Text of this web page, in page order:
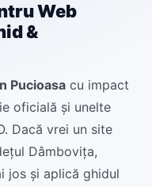
Web
&
Pucioasa cu impact
oficială și unelte
Dacă vrei un site
Dâmbovița,
jos și aplică ghidul